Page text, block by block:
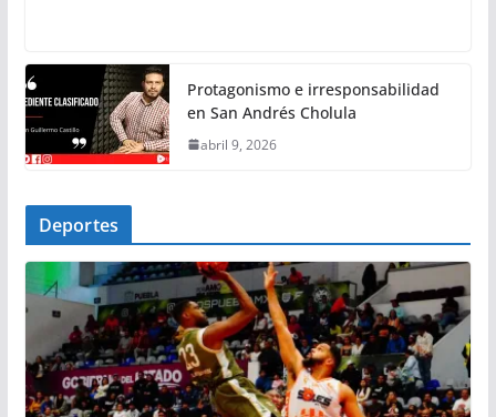
Protagonismo e irresponsabilidad
en San Andrés Cholula
abril 9, 2026
Deportes